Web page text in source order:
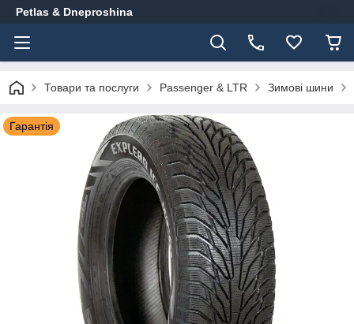
Petlas & Dneproshina
Товари та послуги Passenger & LTR Зимові шини
Гарантія